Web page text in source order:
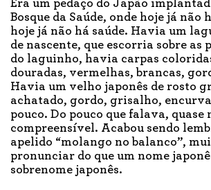
Era um pedaço do Japão
Bosque da Saúde, onde hoje já não
hoje já não há saúde. Havia um
de nascente, que escorria sobre as
do laguinho, havia carpas
douradas, vermelhas, brancas,
Havia um velho japonês de rosto
achatado, gordo, grisalho,
pouco. Do pouco que falava, quase
compreensível. Acabou sendo
apelido “molango no balanco”,
pronunciar do que um nome
sobrenome japonês.